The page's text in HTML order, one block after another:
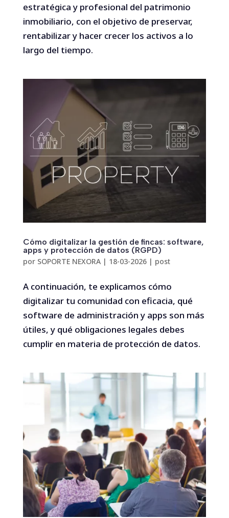
estratégica y profesional del patrimonio
inmobiliario, con el objetivo de preservar,
rentabilizar y hacer crecer los activos a lo
largo del tiempo.
Cómo digitalizar la gestión de fincas: software,
apps y protección de datos (RGPD)
por SOPORTE NEXORA| 18-03-2026| post
A continuación, te explicamos cómo
digitalizar tu comunidad con eficacia, qué
software de administración y apps son más
útiles, y qué obligaciones legales debes
cumplir en materia de protección de datos.